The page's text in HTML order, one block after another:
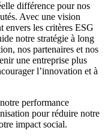
différence pour nos
Avec une vision
envers les critères ESG
notre stratégie à long
nos partenaires et nos
une entreprise plus
l’innovation et à
performance
pour réduire notre
impact social.